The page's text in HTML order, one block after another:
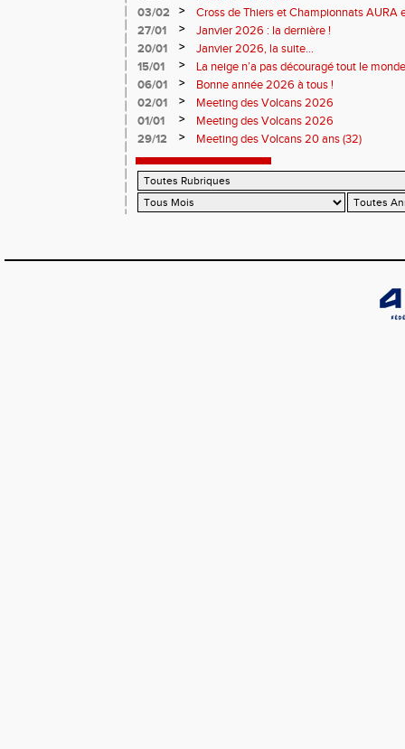
03/02
>
Cross de Thiers et Championnats AURA
27/01
>
Janvier 2026 : la dernière !
20/01
>
Janvier 2026, la suite...
15/01
>
La neige n’a pas découragé tout le
06/01
>
Bonne année 2026 à tous !
02/01
>
Meeting des Volcans 2026
01/01
>
Meeting des Volcans 2026
29/12
> Meeting des Volcans 20 ans (32)